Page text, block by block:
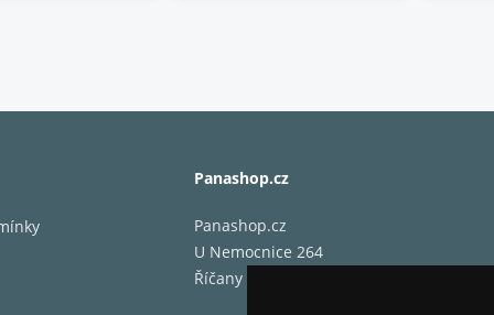
9,9kg.
Legendární zvuk
Panashop.cz
Panashop.cz
U Nemocnice 264
Říčany 25101